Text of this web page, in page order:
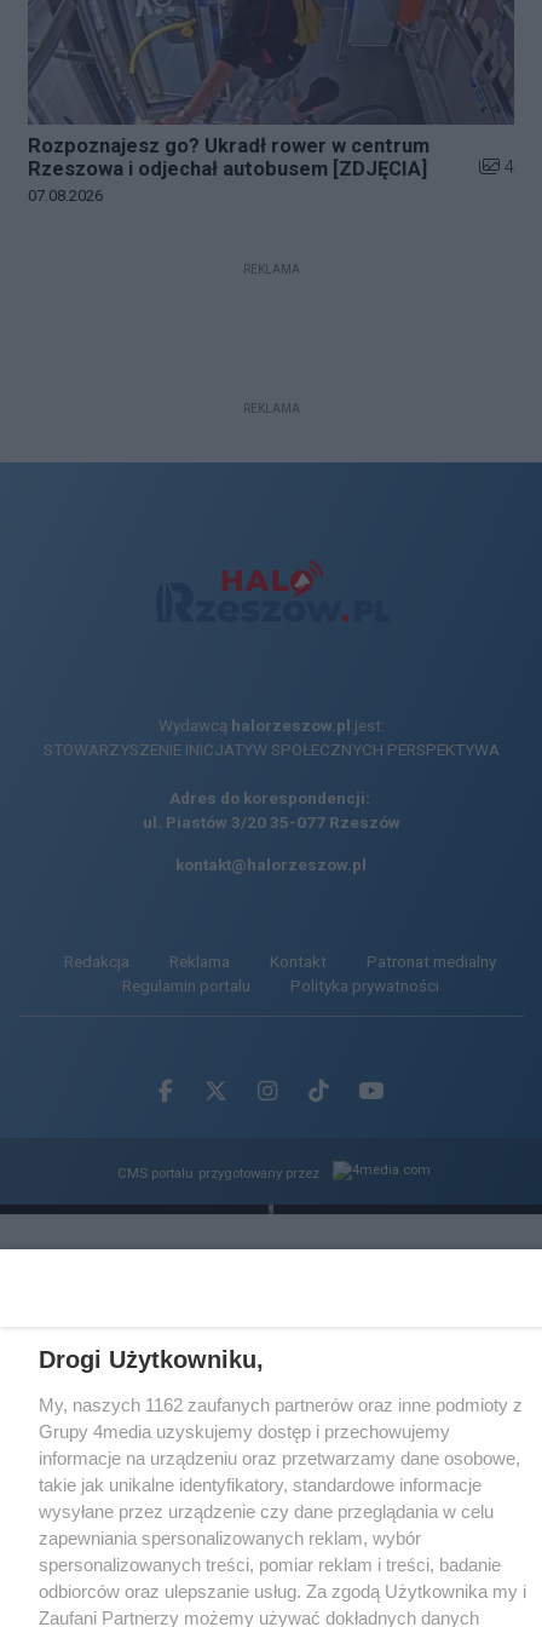
Rozpoznajesz go? Ukradł rower w centrum
Rzeszowa i odjechał autobusem [ZDJĘCIA]
Liczba
4
Data dodania galerii:
07.08.2026
REKLAMA
REKLAMA
Wydawcą halorzeszow.pl jest:
STOWARZYSZENIE INICJATYW SPOŁECZNYCH PERSPEKTYWA
Adres do korespondencji:
ul. Piastów 3/20 35-077 Rzeszów
kontakt@halorzeszow.pl
Redakcja Reklama Kontakt
Patronat medialny
Regulamin portalu
Polityka prywatności
Facebook.com
X.comInstagram.com
Tiktok.comYoutube.com
CMS portalu przygotowany przez
62.88%
Drogi Użytkowniku,
My, naszych 1162 zaufanych partnerów oraz inne podmioty z
Grupy 4media uzyskujemy dostęp i przechowujemy
informacje na urządzeniu oraz przetwarzamy dane osobowe,
takie jak unikalne identyfikatory, standardowe informacje
wysyłane przez urządzenie czy dane przeglądania w celu
zapewniania spersonalizowanych reklam, wybór
spersonalizowanych treści, pomiar reklam i treści, badanie
odbiorców oraz ulepszanie usług. Za zgodą Użytkownika my i
Zaufani Partnerzy możemy używać dokładnych danych